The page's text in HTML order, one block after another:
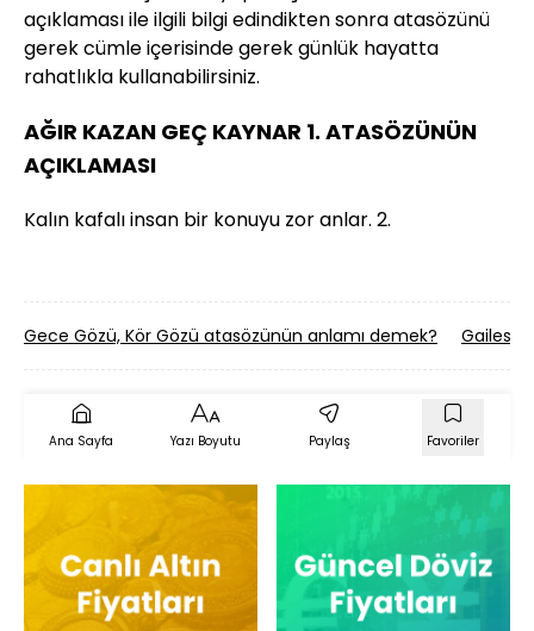
açıklaması ile ilgili bilgi edindikten sonra atasözünü
gerek cümle içerisinde gerek günlük hayatta
rahatlıkla kullanabilirsiniz.
AĞIR KAZAN GEÇ KAYNAR 1. ATASÖZÜNÜN
AÇIKLAMASI
Kalın kafalı insan bir konuyu zor anlar. 2.
Gece Gözü, Kör Gözü atasözünün anlamı demek? Gailesiz
Ana Sayfa Yazı Boyutu Paylaş Favoriler